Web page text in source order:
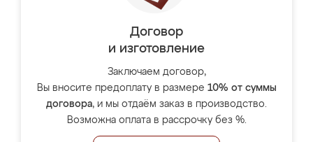
Договор
и изготовление
Заключаем договор,
Вы вносите предоплату в размере 10% от суммы
договора, и мы отдаём заказ в производство.
Возможна оплата в рассрочку без %.